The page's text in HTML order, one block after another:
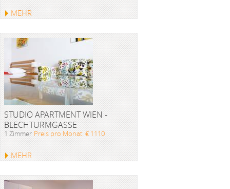
MEHR
STUDIO APARTMENT WIEN -
BLECHTURMGASSE
1 Zimmer Preis pro Monat: € 1110
MEHR